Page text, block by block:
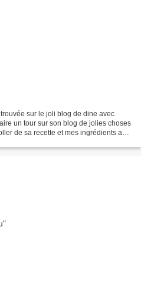
sur le joli blog de dine avec
un tour sur son blog de jolies choses
de sa recette et mes ingrédients a